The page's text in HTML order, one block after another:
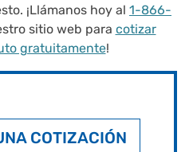
¡Llámanos hoy al 1-866-
sitio web para cotizar
gratuitamente!
COTIZACIÓN